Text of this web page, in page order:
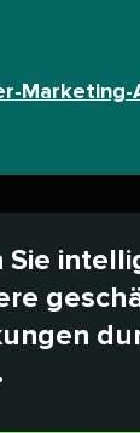
Sie